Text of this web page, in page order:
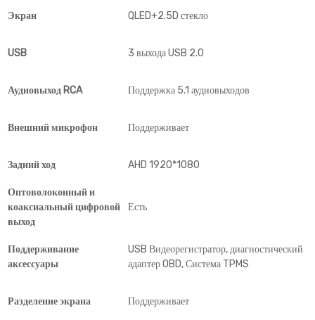
Экран QLED+2.5D стекло
USB 3 выхода USB 2.0
Аудиовыход RCA Поддержка 5.1 аудиовыходов
Внешний микрофон Поддерживает
Задний ход AHD 1920*1080
Оптоволоконный и
коаксиальный цифровой
выход
Есть
Поддерживание
аксессуары
USB Видеорегистратор, диагностический
адаптер OBD, Система TPMS
Разделение экрана Поддерживает